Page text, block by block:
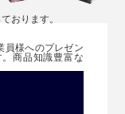
おります。
員様へのプレゼン
商品知識豊富な